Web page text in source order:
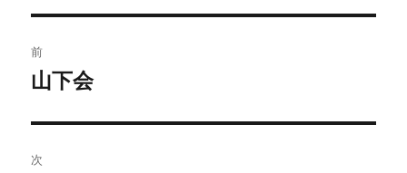
稿
ビ
前
前
投
稿:
山下会
次